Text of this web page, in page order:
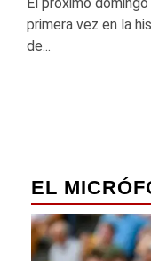
primera vez en la
de...
EL